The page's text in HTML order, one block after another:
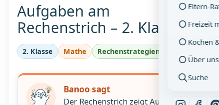
Eltern-
Freizeit
Kochen
Über uns
Suche
Aufgaben am
Rechenstrich – 2. Klasse
2. Klasse Mathe Rechenstrategien
Banoo sagt
Der Rechenstrich zeigt Aufgaben